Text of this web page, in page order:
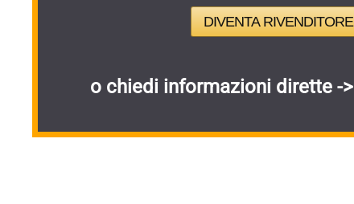
DIVENTA RIVENDITORE
o chiedi informazioni dirette ->